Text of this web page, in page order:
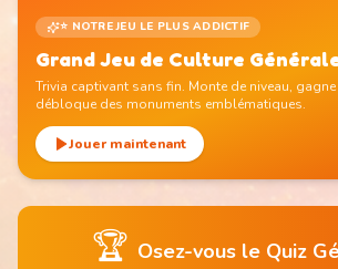
⭐ NOTRE JEU LE PLUS ADDICTIF
Grand Jeu de Culture
Trivia captivant sans fin. Monte de niveau,
débloque des monuments emblématiques.
Jouer maintenant
🏆 Osez-vous le Quiz